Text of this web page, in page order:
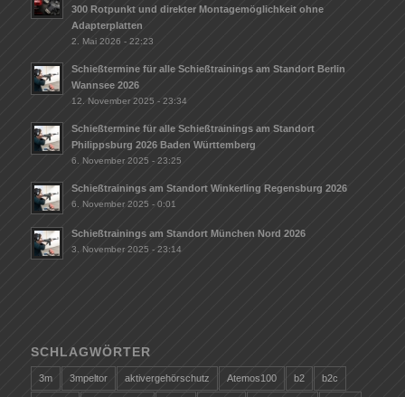
300 Rotpunkt und direkter Montagemöglichkeit ohne
Adapterplatten
2. Mai 2026 - 22:23
Schießtermine für alle Schießtrainings am Standort Berlin
Wannsee 2026
12. November 2025 - 23:34
Schießtermine für alle Schießtrainings am Standort
Philippsburg 2026 Baden Württemberg
6. November 2025 - 23:25
Schießtrainings am Standort Winkerling Regensburg 2026
6. November 2025 - 0:01
Schießtrainings am Standort München Nord 2026
3. November 2025 - 23:14
SCHLAGWÖRTER
3m 3mpeltor aktivergehörschutz Atemos100 b2 b2c